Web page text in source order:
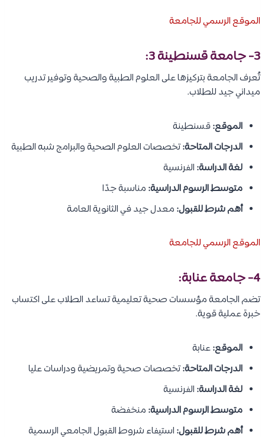
الموقع الرسمي للجامعة
3- جامعة قسنطينة 3:
تُعرف الجامعة بتركيزها على العلوم الطبية والصحية وتوفير تدريب
ميداني جيد للطلاب.
الموقع:قسنطينة
الدرجات المتاحة:تخصصات العلوم الصحية والبرامج شبه الطبية
لغة الدراسة: الفرنسية
متوسط الرسوم الدراسية: مناسبة جدًا
أهم شرط للقبول: معدل جيد في الثانوية العامة
الموقع الرسمي للجامعة
4- جامعة عنابة:
تضم الجامعة مؤسسات صحية تعليمية تساعد الطلاب على اكتساب
خبرة عملية قوية.
الموقع:عنابة
الدرجات المتاحة:تخصصات صحية وتمريضية ودراسات عليا
لغة الدراسة: الفرنسية
متوسط الرسوم الدراسية: منخفضة
أهم شرط للقبول: استيفاء شروط القبول الجامعي الرسمية